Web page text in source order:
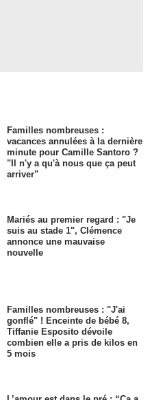
Familles nombreuses :
vacances annulées à la dernière
minute pour Camille Santoro ?
"Il n'y a qu'à nous que ça peut
arriver"
Mariés au premier regard : "Je
suis au stade 1", Clémence
annonce une mauvaise
nouvelle
Familles nombreuses : "J'ai
gonflé" ! Enceinte de bébé 8,
Tiffanie Esposito dévoile
combien elle a pris de kilos en
5 mois